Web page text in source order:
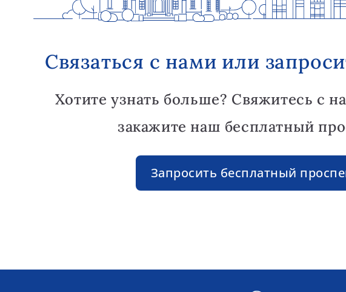
Связаться с нами или
Хотите узнать больше? Свяжитесь с
закажите наш бесплатный
Запросить бесплатный